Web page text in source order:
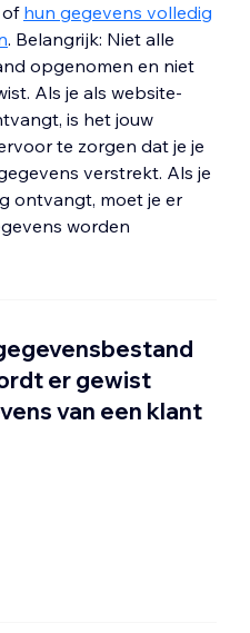
of hun gegevens volledig
. Belangrijk: Niet alle
opgenomen en niet
Als je als website-
is het jouw
te zorgen dat je je
verstrekt. Als je
ontvangt, moet je er
worden
er gewist
van een klant